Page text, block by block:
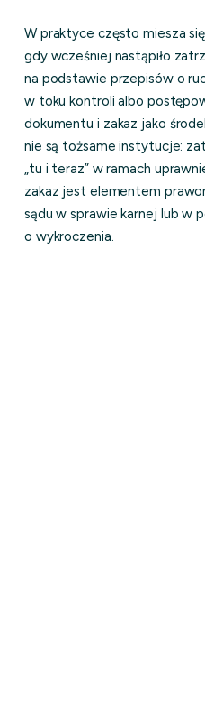
W praktyce często miesza
gdy wcześniej nastąpiło
na podstawie przepisów o
w toku kontroli albo
dokumentu i zakaz jako
nie są tożsame instytucje:
„tu i teraz” w ramach
zakaz jest elementem
sądu w sprawie karnej lub w
o wykroczenia.